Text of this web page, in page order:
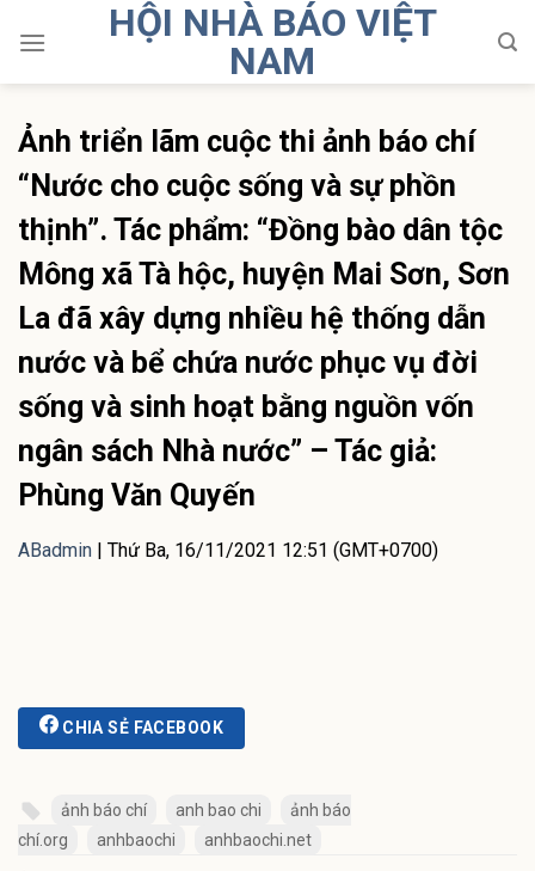
HỘI NHÀ BÁO VIỆT
NAM
Ảnh triển lãm cuộc thi ảnh báo chí
“Nước cho cuộc sống và sự phồn
thịnh”. Tác phẩm: “Đồng bào dân tộc
Mông xã Tà hộc, huyện Mai Sơn, Sơn
La đã xây dựng nhiều hệ thống dẫn
nước và bể chứa nước phục vụ đời
sống và sinh hoạt bằng nguồn vốn
ngân sách Nhà nước” – Tác giả:
Phùng Văn Quyến
ABadmin | Thứ Ba, 16/11/2021 12:51 (GMT+0700)
CHIA SẺ FACEBOOK
ảnh báo chí anh bao chi
ảnh báo
chí.org
anhbaochi anhbaochi.net